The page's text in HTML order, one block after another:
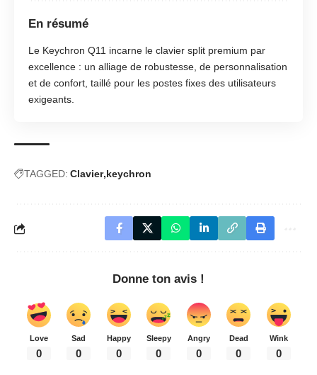
En résumé
Le Keychron Q11 incarne le clavier split premium par
excellence : un alliage de robustesse, de personnalisation
et de confort, taillé pour les postes fixes des utilisateurs
exigeants.
TAGGED: Clavier keychron
Donne ton avis !
Love
0
Sad
0
Happy
0
Sleepy
0
Angry
0
Dead
0
Wink
0